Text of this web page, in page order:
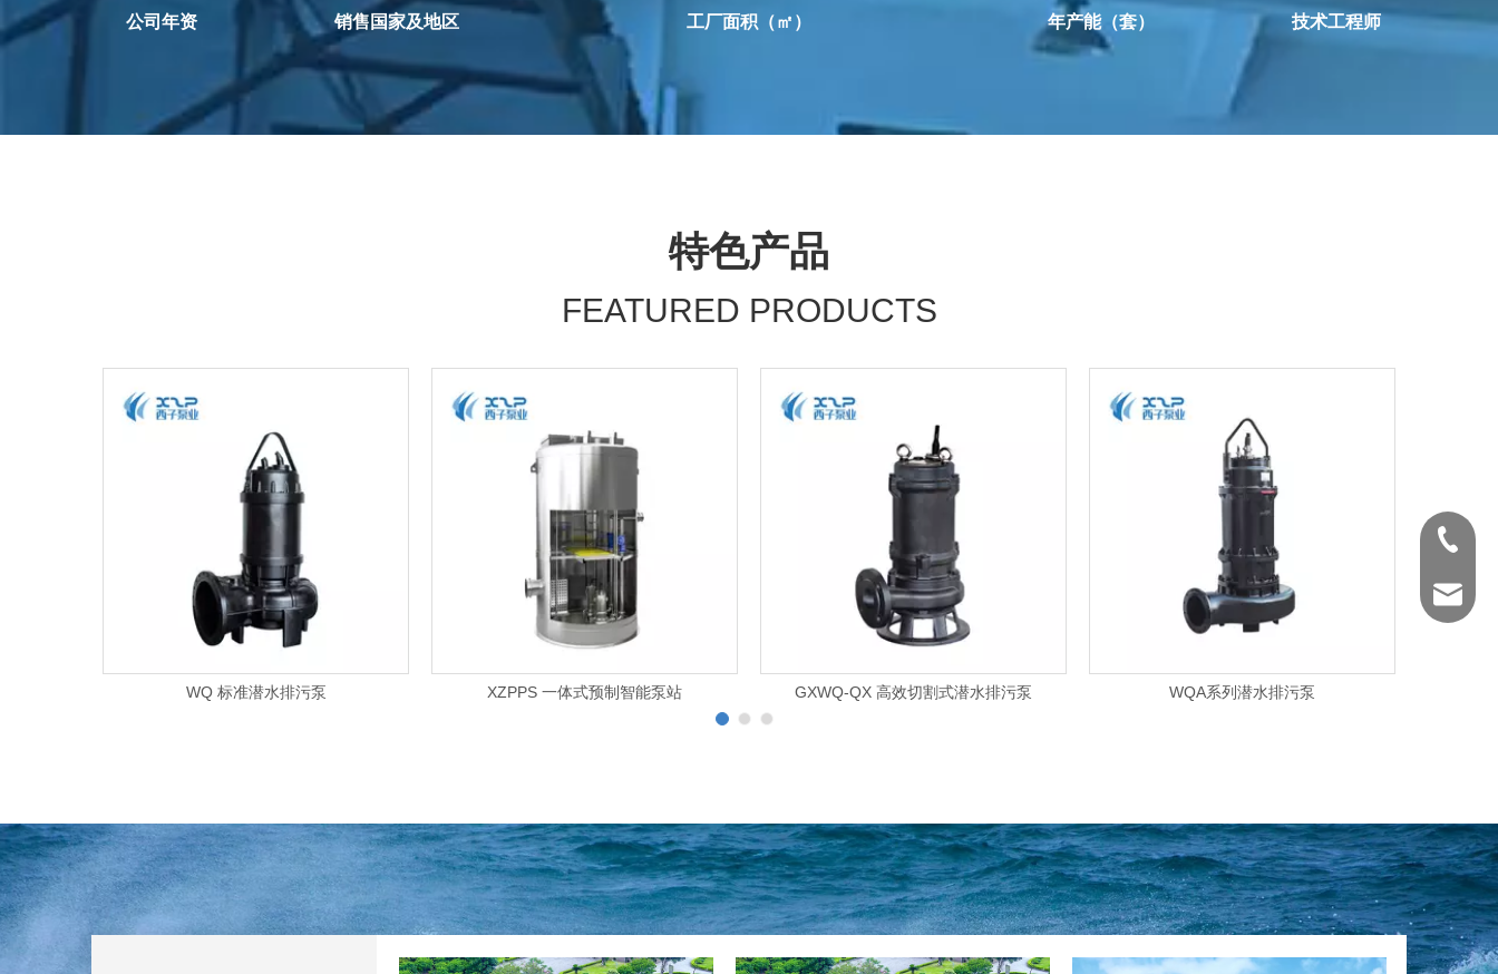
公司年资 销售国家及地区 工厂面积（㎡） 年产能（套） 技术工程师
特色产品
FEATURED PRODUCTS
WQ 标准潜水排污泵 XZPPS 一体式预制智能泵站 GXWQ-QX 高效切割式潜水排污泵 WQA系列潜水排污泵
1 2 3
0571-